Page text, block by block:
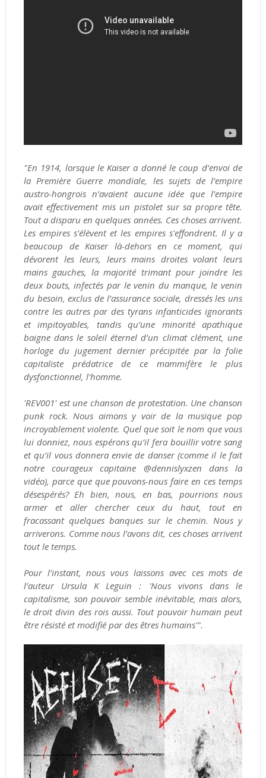
"En 1914, lorsque le Kaiser a donné le coup d’envoi de
la Première Guerre mondiale, les sujets de l’empire
austro-hongrois n’avaient aucune idée que l’empire
avait effectivement mis un pistolet sur sa propre tête.
Tout a disparu en quelques années. Ces choses arrivent.
Les empires s'élèvent et les empires s'effondrent. Il y a
beaucoup de Kaiser là-dehors en ce moment, qui
dévorent les leurs, leurs mains droites volant leurs
mains gauches, la majorité trimant pour joindre les
deux bouts, infectés par le venin du manque, le venin
du besoin, exclus de l’assurance sociale, dressés les uns
contre les autres par des tyrans infanticides ignorants
et impitoyables, tandis qu’une minorité apathique
baigne dans le soleil éternel d’un climat clément, une
horloge du jugement dernier précipitée par la folie
capitaliste prédatrice de ce mammifère le plus
dysfonctionnel, l’homme.
'REV001' est une chanson de protestation. Une chanson
punk rock. Nous aimons y voir de la musique pop
incroyablement violente. Quel que soit le nom que vous
lui donniez, nous espérons qu’il fera bouillir votre sang
et qu’il vous donnera envie de danser (comme il le fait
notre courageux capitaine @dennislyxzen dans la
vidéo), parce que que pouvons-nous faire en ces temps
désespérés? Eh bien, nous, en bas, pourrions nous
armer et aller chercher ceux du haut, tout en
fracassant quelques banques sur le chemin. Nous y
arriverons. Comme nous l’avons dit, ces choses arrivent
tout le temps.
Pour l’instant, nous vous laissons avec ces mots de
l’auteur Ursula K Leguin : 'Nous vivons dans le
capitalisme, son pouvoir semble inévitable, mais alors,
le droit divin des rois aussi. Tout pouvoir humain peut
être résisté et modifié par des êtres humains'".